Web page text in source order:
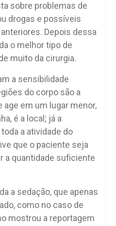
sobre problemas de
drogas e possíveis
Depois dessa
o melhor tipo de
muito da cirurgia.
a sensibilidade
do corpo são a
age em um lugar menor,
é a local; já a
a atividade do
que o paciente seja
a quantidade suficiente
a sedação, que apenas
como no caso de
mostrou a reportagem